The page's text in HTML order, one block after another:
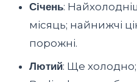
Січень:
місяць; найнижчі
порожні.
Лютий: Ще холодно;